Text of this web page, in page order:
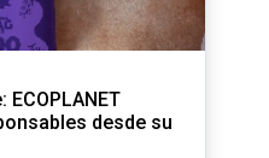
desde su